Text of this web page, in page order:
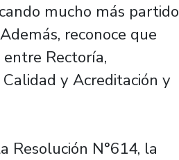
mucho más partido
reconoce que
Rectoría,
y Acreditación y
Resolución N°614, la